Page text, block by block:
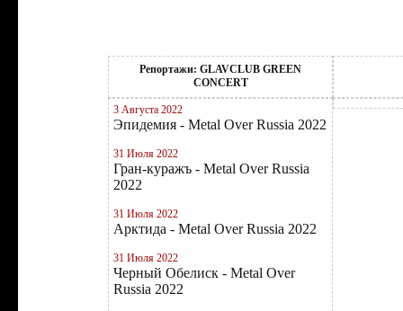
Репортажи: GLAVCLUB GREEN
CONCERT
3 Августа 2022
Эпидемия - Metal Over Russia 2022
31 Июля 2022
Гран-куражъ - Metal Over Russia
2022
31 Июля 2022
Арктида - Metal Over Russia 2022
31 Июля 2022
Черный Обелиск - Metal Over
Russia 2022